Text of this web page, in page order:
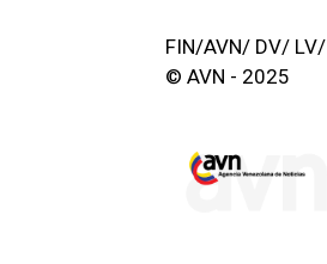
FIN/AVN/ DV/ LV/
© AVN - 2025